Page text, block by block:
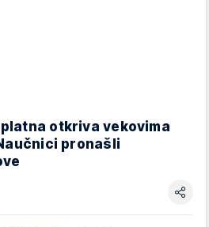
otkriva vekovima
pronašli